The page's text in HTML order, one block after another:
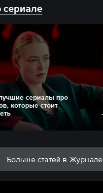
сериале
сериалы про
которые стоит
Больше статей в Журнале